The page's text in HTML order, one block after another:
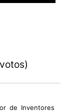
de Inventores